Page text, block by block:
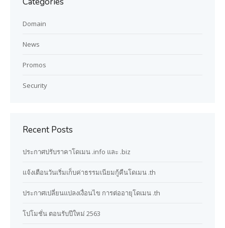
Domain
News
Promos
Security
Recent Posts
ประกาศปรับราคาโดเมน .info และ .biz
แจ้งเตือนวันเริ่มเก็บค่าธรรมเนียมกู้คืนโดเมน .th
ประกาศเปลี่ยนแปลงเงื่อนไข การต่ออายุโดเมน .th
โปโมชั่น ตอนรับปีใหม่ 2563